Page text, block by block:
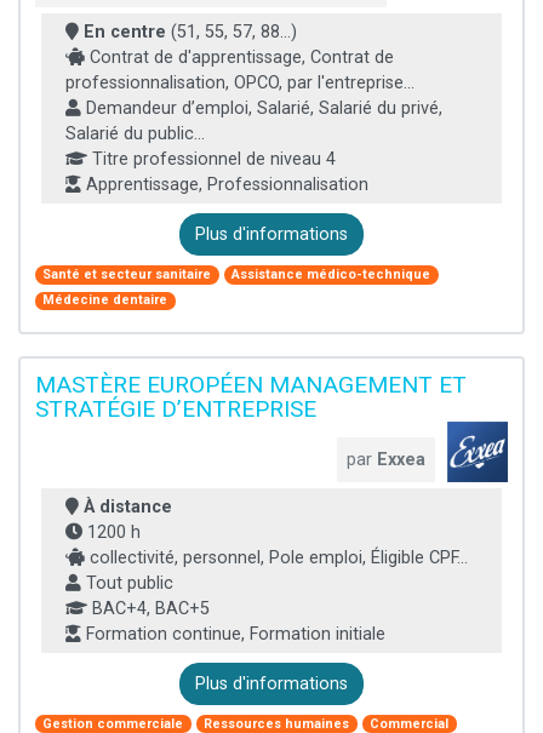
En centre (51, 55, 57, 88...)
Contrat de d'apprentissage, Contrat de
professionnalisation, OPCO, par l'entreprise...
Demandeur d’emploi, Salarié, Salarié du privé,
Salarié du public...
Titre professionnel de niveau 4
Apprentissage, Professionnalisation
Plus d'informations
Santé et secteur sanitaire
Assistance médico-technique
Médecine dentaire
MASTÈRE EUROPÉEN MANAGEMENT ET
STRATÉGIE D’ENTREPRISE
par Exxea
À distance
1200 h
collectivité, personnel, Pole emploi, Éligible CPF...
Tout public
BAC+4, BAC+5
Formation continue, Formation initiale
Plus d'informations
Gestion commerciale Ressources humaines Commercial